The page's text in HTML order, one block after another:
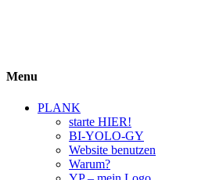
Menu
PLANK
starte HIER!
BI-YOLO-GY
Website benutzen
Warum?